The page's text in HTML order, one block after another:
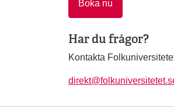
Boka nu
Har du frågor?
Kontakta